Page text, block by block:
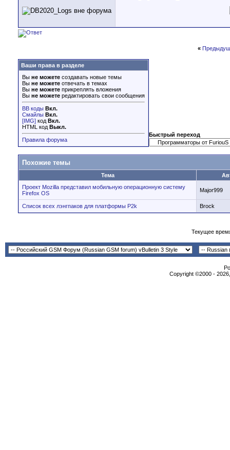
«
Ваши права в разделе
Вы не можете создавать новые темы
Вы не можете отвечать в темах
Вы не можете прикреплять вложения
Вы не можете редактировать свои сообщения
BB коды Вкл.
Смайлы Вкл.
[IMG] код Вкл.
HTML код Выкл.
Правила форума
Быстрый переход
Похожие темы
Тема
Проект Mozilla представил мобильную операционную систему
Firefox OS
Major999
Список всех лэнгпаков для платформы P2k Brock
Текущее
Copyright ©2000 -